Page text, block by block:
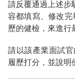
請反覆通過上述步
容都填寫、修改完
歷的健檢，來進行
請以該產業面試
履歷打分，並說明